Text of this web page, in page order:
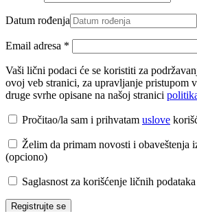
Datum rođenja
Email adresa *
Vaši lični podaci će se koristiti za
ovoj veb stranici, za upravljanje pristupom
druge svrhe opisane na našoj stranici
Pročitao/la sam i prihvatam uslove
Želim da primam novosti i obaveštenja
(opciono)
Saglasnost za korišćenje ličnih
Registrujte se